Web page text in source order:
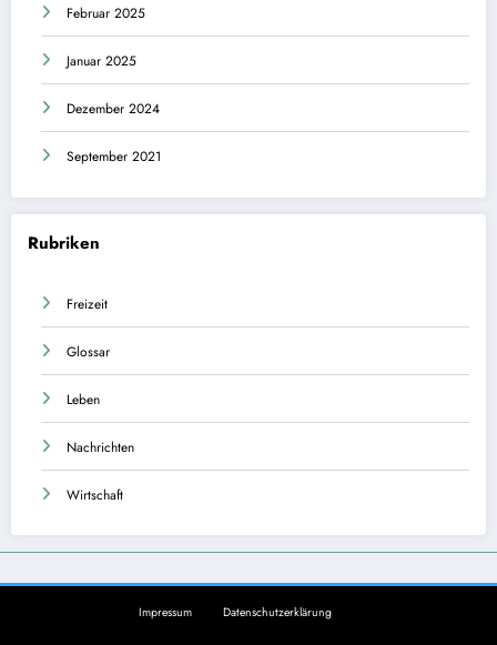
Februar 2025
Januar 2025
Dezember 2024
September 2021
Rubriken
Freizeit
Glossar
Leben
Nachrichten
Wirtschaft
Impressum Datenschutzerklärung